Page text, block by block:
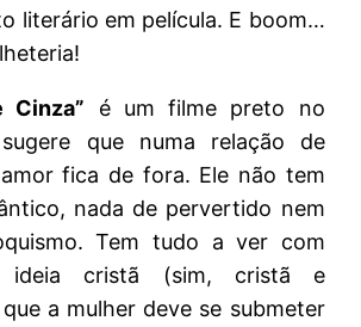
literário em película. E boom…
Cinza” é um filme preto no
que numa relação de
fica de fora. Ele não tem
nada de pervertido nem
Tem tudo a ver com
ideia cristã (sim, cristã e
a mulher deve se submeter